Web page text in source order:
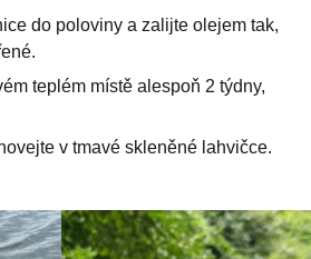
do poloviny a zalijte olejem tak,
teplém místě alespoň 2 týdny,
v tmavé skleněné lahvičce.